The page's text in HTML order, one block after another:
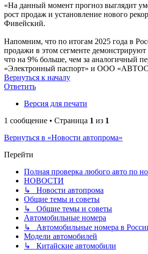
«На данный момент прогноз выглядит
рост продаж и установление нового
Фивейский.
Напомним, что по итогам 2025 года в
продажи в этом сегменте
что на 9% больше, чем за аналогичный
«Электронный паспорт» и ООО
Вернуться к началу
Ответить
Версия для печати
1 сообщение • Страница 1 из 1
Вернуться в «Новости автопрома»
Перейти
Полная проверка любого авто по
НОВОСТИ
↳ Новости автопрома
Общие темы и советы
↳ Общие темы и советы
Автомобильные номера
↳ Автомобильные номера в
Модели автомобилей
↳ Китайские автомобили